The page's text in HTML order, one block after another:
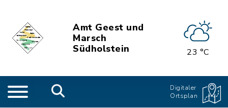
Amt Geest und
Marsch
Südholstein
23 °C
Digitaler
Ortsplan